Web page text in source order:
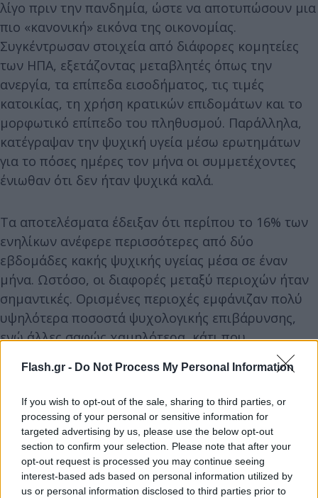
Flash.gr - Do Not Process My Personal Information
If you wish to opt-out of the sale, sharing to third parties, or
processing of your personal or sensitive information for
targeted advertising by us, please use the below opt-out
section to confirm your selection. Please note that after your
opt-out request is processed you may continue seeing
interest-based ads based on personal information utilized by
us or personal information disclosed to third parties prior to
λίγο πριν την πανδημία, ώστε να αποτυπώσουν μια
πιο «κανονική» εικόνα της οικονομίας.
Συγκέντρωσαν στοιχεία από διάφορες κομητείες
των ΗΠΑ, εξετάζοντας μεταβλητές όπως την
ανεργία, τα επίπεδα εισοδήματος, τις τιμές
κατοικίας, τη χρήση κρατικών επιδομάτων και το
μορφωτικό επίπεδο του πληθυσμού. Παράλληλα,
κατέγραψαν την ψυχική υγεία μέσω ερωτημάτων
για το πόσες ημέρες τον μήνα οι συμμετέχοντες
ένιωθαν ότι δεν ήταν ψυχικά καλά.
Τα αποτελέσματα έδειξαν ότι περίπου το 16% των
ενηλίκων ανέφερε περισσότερες από δύο
εβδομάδες κακής ψυχικής υγείας μέσα σε έναν
μήνα. Ωστόσο, οι διαφορές μεταξύ περιοχών ήταν
σημαντικές. Ορισμένες περιοχές εμφάνιζαν πολύ
υψηλότερα ποσοστά ψυχολογικής επιβάρυνσης,
ενώ άλλες σαφώς χαμηλότερα, κάτι που
υποδηλώνει ότι το τοπικό περιβάλλον παίζει ρόλο.
Οι παράγοντες που κάνουν τη διαφορά
Όταν οι ερευνητές ανέλυσαν τα δεδομένα σε
βάθος, διαπίστωσαν ότι οι οικονομικοί παράγοντες
εξηγούν περίπου το 70% αυτών των διαφορών. Με
άλλα λόγια, το πού ζει κανείς και υπό ποιες